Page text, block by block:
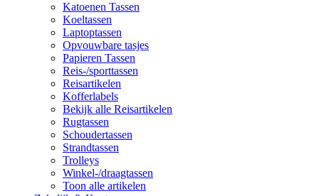
Katoenen Tassen
Koeltassen
Laptoptassen
Opvouwbare tasjes
Papieren Tassen
Reis-/sporttassen
Reisartikelen
Kofferlabels
Bekijk alle Reisartikelen
Rugtassen
Schoudertassen
Strandtassen
Trolleys
Winkel-/draagtassen
Toon alle artikelen